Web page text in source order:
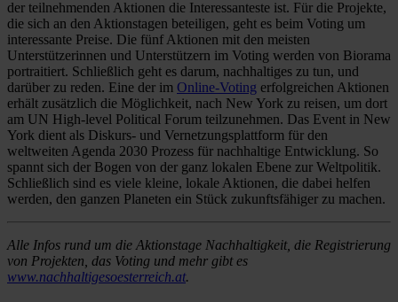
der teilnehmenden Aktionen die Interessanteste ist. Für die Projekte,
die sich an den Aktionstagen beteiligen, geht es beim Voting um
interessante Preise. Die fünf Aktionen mit den meisten
Unterstützerinnen und Unterstützern im Voting werden von Biorama
portraitiert. Schließlich geht es darum, nachhaltiges zu tun, und
darüber zu reden. Eine der im Online-Voting erfolgreichen Aktionen
erhält zusätzlich die Möglichkeit, nach New York zu reisen, um dort
am UN High-level Political Forum teilzunehmen. Das Event in New
York dient als Diskurs- und Vernetzungsplattform für den
weltweiten Agenda 2030 Prozess für nachhaltige Entwicklung. So
spannt sich der Bogen von der ganz lokalen Ebene zur Weltpolitik.
Schließlich sind es viele kleine, lokale Aktionen, die dabei helfen
werden, den ganzen Planeten ein Stück zukunftsfähiger zu machen.
Alle Infos rund um die Aktionstage Nachhaltigkeit, die Registrierung
von Projekten, das Voting und mehr gibt es
www.nachhaltigesoesterreich.at.